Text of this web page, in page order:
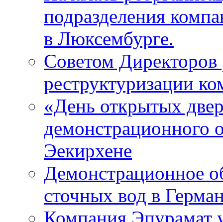
подразделения
в Люксембурге.
Советом Директоров
реструктуризации
«День открытых
демонстрационного
Эекирхене
Демонстрационное
сточных вод в
Компания Эпурамат